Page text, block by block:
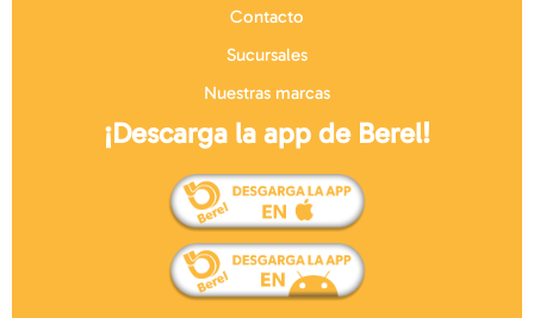
Contacto
Sucursales
Nuestras marcas
¡Descarga la app de Berel!